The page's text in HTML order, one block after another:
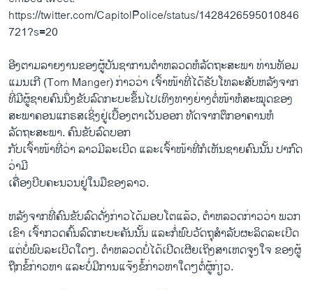
https://twitter.com/CapitolPolice/status/1428426595010846
721?s=20
ອີງຕາມລາຍງານຂອງຜູ້ບັນຊາການຕໍາຫລວດຫໍລັດຖະສະພາ ທ່ານທັອມ
ແມນເກີ (Tom Manger) ກ່າວວ່າ ເຈົ້າໜ້າທີ່ໄດ້ຮັບໂທລະສັບຫລັງຈາກ
ທີ່ມີຜູ້ຊາຍຄົນນຶ່ງຂັບລົດກະບະຂຶ້ນໄປເທິງທາງຍ່າງຕໍ່ໜ້າຫໍສະໝຸດຂອງ
ສະພາຄອນແກຣສເຊິ່ງຢູ່ເບື້ອງຕາເວັນອອກ ທັດຈາກຕຶກອາຄານຫໍ
ລັດຖະສະພາ. ຄົນຂັບລົດບອກ
ກັບເຈົ້າໜ້າທີ່ວ່າ ລາວມີລະເບີດ ແລະເຈົ້າໜ້າທີ່ກໍເຫັນຊາຍຄົນນັ້ນ ປາກົດ
ວ່າມີ
ເຄື່ອງບີບຄະນວນຢູ່ໃນມືຂອງລາວ.
ຫລັງຈາກທີ່ຄົນຂັບລົດດັ່ງກ່າວໄດ້ມອບໂຕແລ້ວ, ຕໍາຫລວດກ່າວວ່າ ພວກ
ເຂົາ ເຈົ້າກວດຄົ້ນລົດກະບະຄັນນັ້ນ ແລະກໍ່ພົບວັດຖຸສໍາລັບຜະລິດລະເບີດ
ແຕ່ບໍ່ພົບລະເບີດໃດໆ. ຕໍາຫລວດບໍ່ໄດ້ເປີດເຜີຍເຖິງສາເຫດຈູງໃຈ ຂອງຜູ້
ຖືກຂໍ້ກ່າວຫາ ແລະບໍ່ມີການແຈ້ງຂໍ້ກ່າວຫາໃດໆຕໍ່ຜູ້ກ່ຽວ.